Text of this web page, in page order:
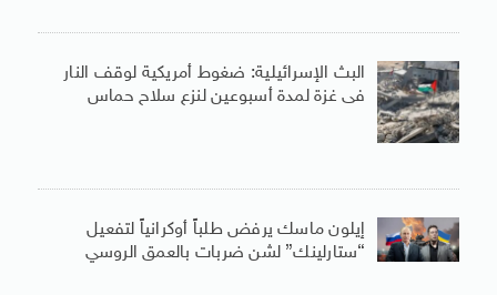
البث الإسرائيلية: ضغوط أمريكية لوقف النار
فى غزة لمدة أسبوعين لنزع سلاح حماس
إيلون ماسك يرفض طلباً أوكرانياً لتفعيل
“ستارلينك” لشن ضربات بالعمق الروسي